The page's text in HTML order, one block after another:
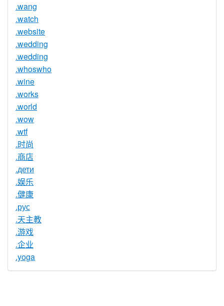
.wang
.watch
.website
.wedding
.wedding
.whoswho
.wine
.works
.world
.wow
.wtf
.时尚
.商店
.дети
.娱乐
.健康
.рус
.天主教
.游戏
.企业
.yoga